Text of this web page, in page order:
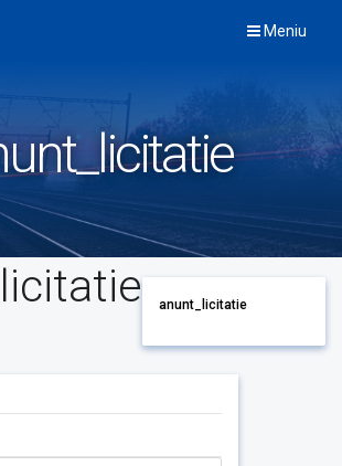
Meniu
anunt_licitatie